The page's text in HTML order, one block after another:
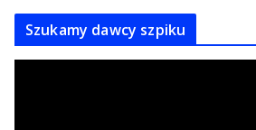
Szukamy dawcy szpiku